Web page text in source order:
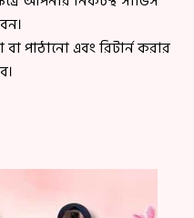
পাঠানো এবং রিটার্ন করার